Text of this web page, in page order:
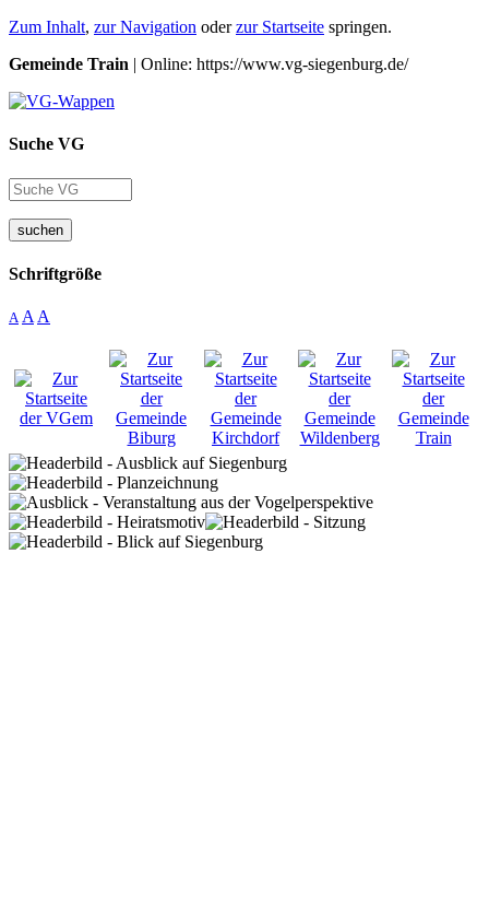
Zum Inhalt, zur Navigation oderzur Startseite springen.
Gemeinde Train | Online: https://www.vg-siegenburg.de/
Suche VG
suchen
Schriftgröße
A A A